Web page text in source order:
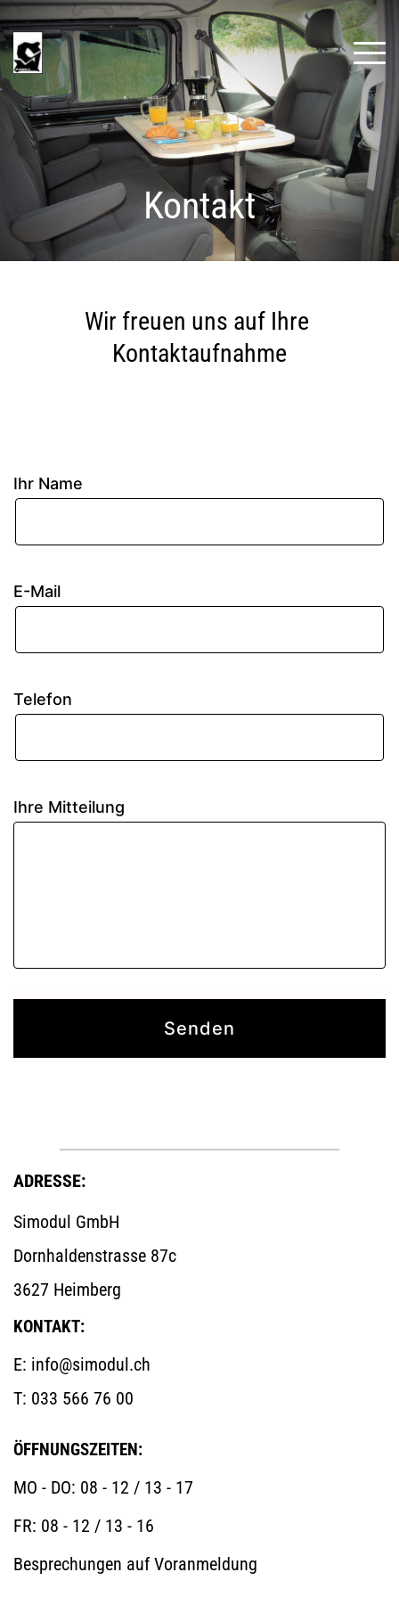
Kontakt
Wir freuen uns auf Ihre
Kontaktaufnahme
Ihr Name
E-Mail
Telefon
Ihre Mitteilung
ADRESSE:
Simodul GmbH
Dornhaldenstrasse 87c
3627 Heimberg
KONTAKT:
E: info@simodul.ch
T: 033 566 76 00
ÖFFNUNGSZEITEN:
MO - DO: 08 - 12 / 13 - 17
FR: 08 - 12 / 13 - 16
Besprechungen auf Voranmeldung